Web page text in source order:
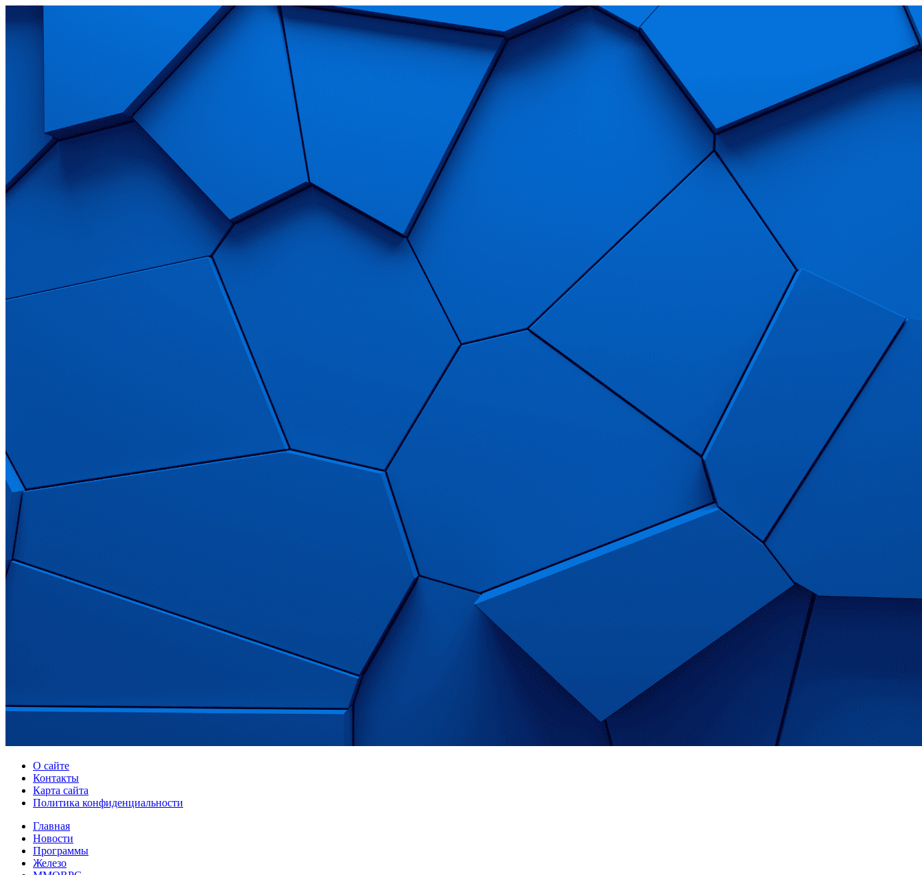
О сайте
Контакты
Карта сайта
Политика конфиденциальности
Главная
Новости
Программы
Железо